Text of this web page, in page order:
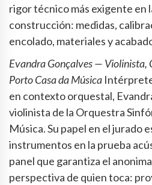
rigor técnico más exigente en
construcción: medidas,
encolado, materiales y
Evandra Gonçalves — Violinista,
Porto Casa da Música
en contexto orquestal,
violinista de la Orquestra
Música. Su papel en el jurado
instrumentos en la prueba
panel que garantiza el
perspectiva de quien toca: